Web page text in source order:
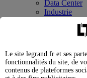
Data Center
Industrie
Infrastructures
Contrôler et
Répartir et
Legrand
expertises au
Le site legrand.fr et ses
fonctionnalités du site, de
contenus de plateformes